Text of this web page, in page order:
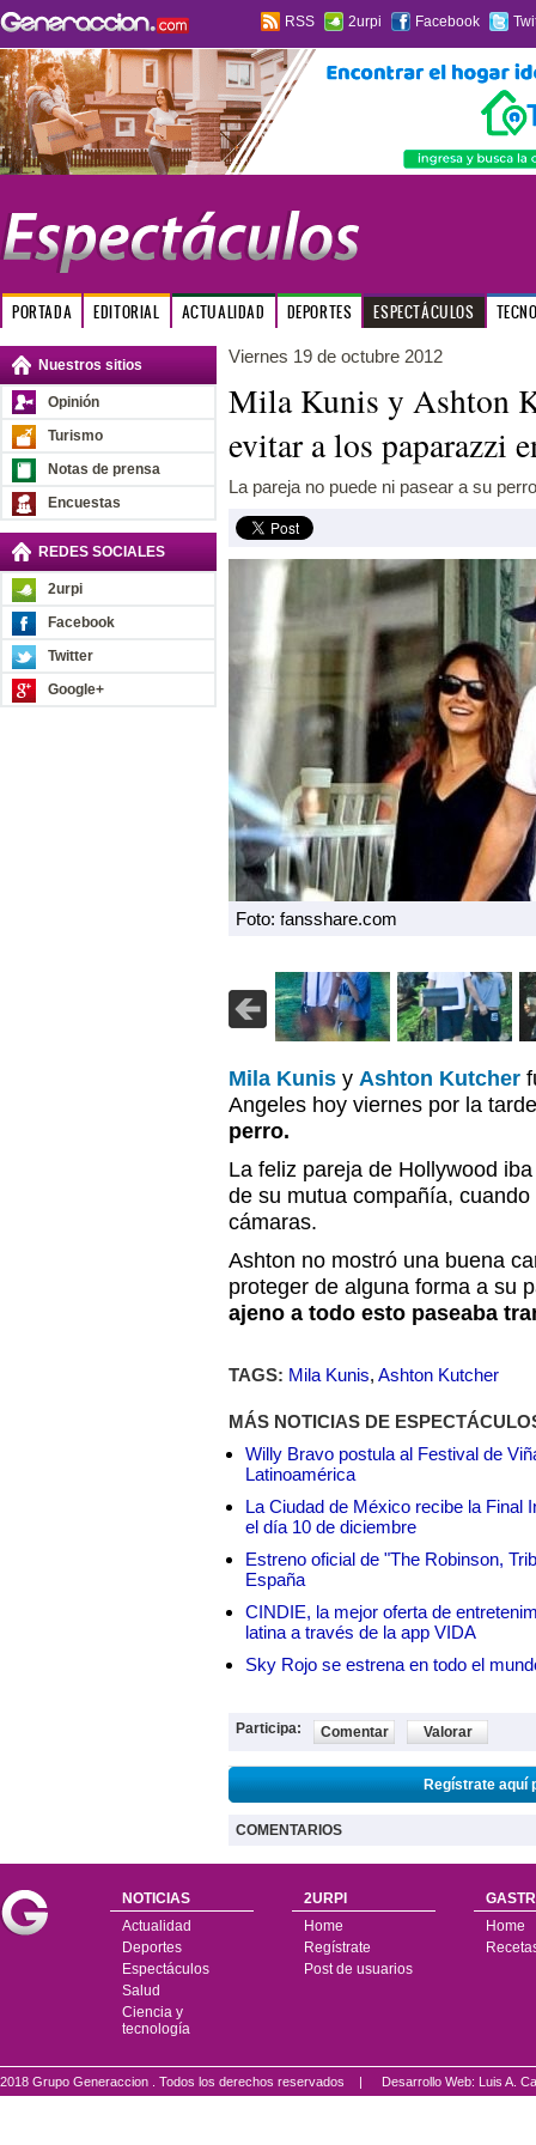
RSS 2urpi Facebook
PORTADA EDITORIAL ACTUALIDAD DEPORTES ESPECTÁCULOS
Nuestros sitios
Opinión
Turismo
Notas de prensa
Encuestas
REDES SOCIALES
2urpi
Facebook
Twitter
Google+
Viernes 19 de octubre 2012
Mila Kunis y Ashton
evitar a los paparazzi
La pareja no puede ni pasear a su
Foto: fansshare.com
Mila Kunis y Ashton Kutcher
Angeles hoy viernes por la
perro.
La feliz pareja de Hollywood
de su mutua compañía,
cámaras.
Ashton no mostró una buena
proteger de alguna forma a su
ajeno a todo esto paseaba
TAGS: Mila Kunis, Ashton Kutcher
MÁS NOTICIAS DE
Willy Bravo postula al Festival de
Latinoamérica
La Ciudad de México recibe la Final
el día 10 de diciembre
Estreno oficial de "The Robinson,
España
CINDIE, la mejor oferta de
latina a través de la app VIDA
Sky Rojo se estrena en todo el
Participa: Comentar Valorar
Regístrate aquí
COMENTARIOS
NOTICIAS
Actualidad
Deportes
Espectáculos
Salud
Ciencia y
tecnología
2URPI
Home
Regístrate
Post de usuarios
Home
2018 Grupo Generaccion . Todos los derechos reservados | Desarrollo Web: Luis